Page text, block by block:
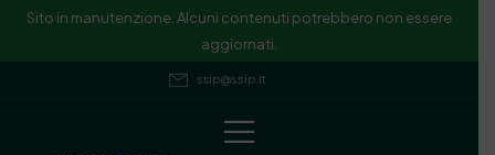
Sito in manutenzione. Alcuni contenuti potrebbero non essere
aggiornati.
ssip@ssip.it